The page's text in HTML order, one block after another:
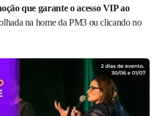
que garante o acesso VIP ao
na home da PM3 ou clicando no